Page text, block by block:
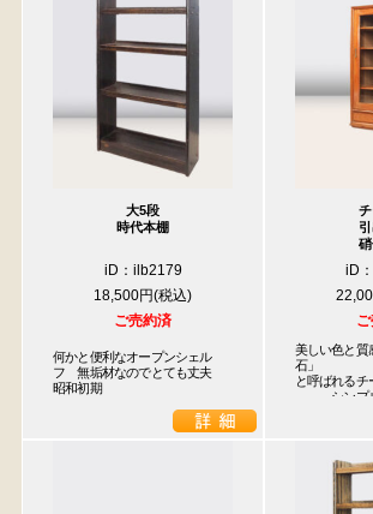
大5段
時代本棚
iD：ilb2179
18,500円
ご売約済
何かと便利なオープンシェル
フ　無垢材なのでとても丈夫
昭和初期
iD
美しい色と質
石」
と呼ばれるチ
シンプル
人気の検索キーワード
松本